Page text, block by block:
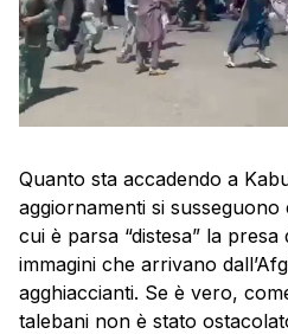
Quanto sta accadendo a
aggiornamenti si
cui è parsa “distesa” la
immagini che arrivano
agghiaccianti. Se è vero,
talebani non è stato